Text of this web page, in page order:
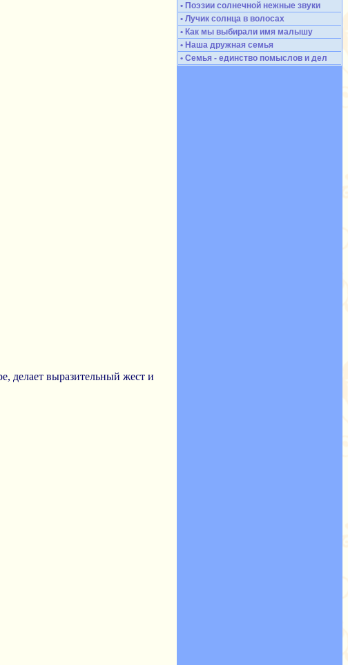
делает выразительный жест и
• Поэзии солнечной нежные звуки
• Лучик солнца в волосах
• Как мы выбирали имя малышу
• Наша дружная семья
• Семья - единство помыслов и дел